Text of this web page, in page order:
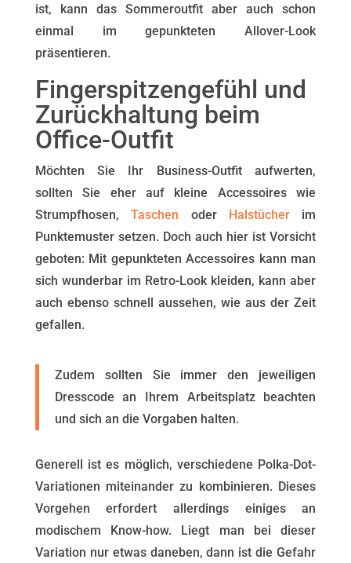
ist, kann das Sommeroutfit aber auch schon
einmal im gepunkteten Allover-Look
präsentieren.
Fingerspitzengefühl und
Zurückhaltung beim
Office-Outfit
Möchten Sie Ihr Business-Outfit aufwerten,
sollten Sie eher auf kleine Accessoires wie
Strumpfhosen,Taschen oder Halstücherim
Punktemuster setzen. Doch auch hier ist Vorsicht
geboten: Mit gepunkteten Accessoires kann man
sich wunderbar im Retro-Look kleiden, kann aber
auch ebenso schnell aussehen, wie aus der Zeit
gefallen.
Zudem sollten Sie immer den jeweiligen
Dresscode an Ihrem Arbeitsplatz beachten
und sich an die Vorgaben halten.
Generell ist es möglich, verschiedene Polka-Dot-
Variationen miteinander zu kombinieren. Dieses
Vorgehen erfordert allerdings einiges an
modischem Know-how. Liegt man bei dieser
Variation nur etwas daneben, dann ist die Gefahr